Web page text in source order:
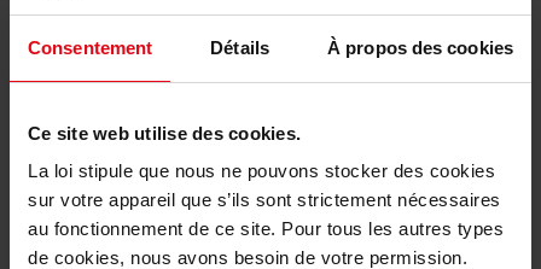
Consentement Détails À propos des cookies
Ce site web utilise des cookies.
La loi stipule que nous ne pouvons stocker des cookies
sur votre appareil que s’ils sont strictement nécessaires
au fonctionnement de ce site. Pour tous les autres types
de cookies, nous avons besoin de votre permission.